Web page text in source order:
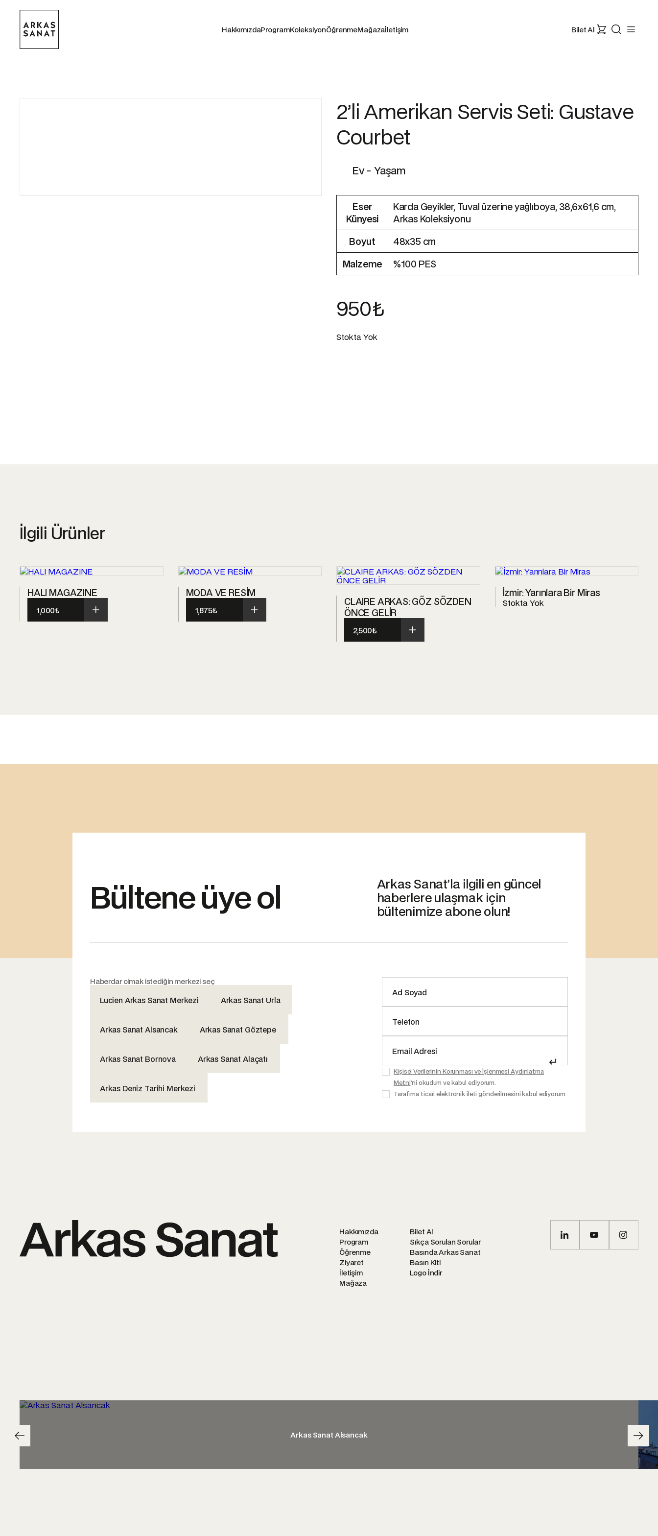
HakkımızdaProgramKoleksiyonÖğrenmeMağazaİletişim Bilet Al
2’li Amerikan Servis Seti: Gustave
Courbet
Ev - Yaşam
Eser
Künyesi
Boyut
Malzeme
Karda Geyikler, Tuval üzerine yağlıboya, 38,6x61,6 cm,
Arkas Koleksiyonu
48x35 cm
%100 PES
950₺
Stokta Yok
İlgili Ürünler
HALI MAGAZINE
1,000₺
MODA VE RESİM
1,875₺
CLAIRE ARKAS: GÖZ SÖZDEN
ÖNCE GELİR
2,500₺
İzmir: Yarınlara Bir Miras
Stokta Yok
Bültene üye ol
Arkas Sanat’la ilgili en güncel
haberlere ulaşmak için
bültenimize abone olun!
Haberdar olmak istediğin merkezi seç
Lucien Arkas Sanat Merkezi Arkas Sanat Urla
Arkas Sanat Alsancak Arkas Sanat Göztepe
Arkas Sanat Bornova Arkas Sanat Alaçatı
Arkas Deniz Tarihi Merkezi
Kişisel Verilerinin Korunması ve İşlenmesi Aydınlatma
Metni'ni okudum ve kabul ediyorum.
Tarafıma ticari elektronik ileti gönderilmesini kabul ediyorum.
↵
Hakkımızda
Program
Öğrenme
Ziyaret
İletişim
Mağaza
Bilet Al
Sıkça Sorulan Sorular
Basında Arkas Sanat
Basın Kiti
Logo İndir
Arkas Sanat Alsancak